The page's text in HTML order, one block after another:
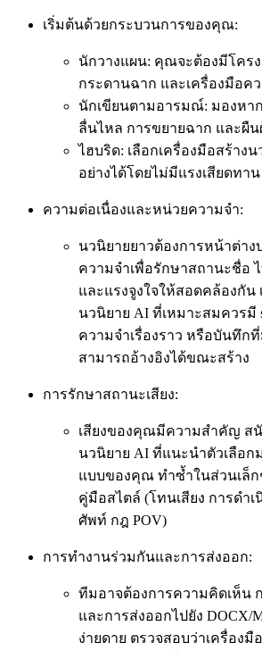
เริ่มต้นด้วยกระบวนการของคุณ:
นักวางแผน: คุณจะต้องมีโคร
กระดานฉาก และเครื่องมือค
นักเขียนตามอารมณ์: มองหา
ลื่นไหล การขยายฉาก และผื
ไฮบริด: เลือกเครื่องมือสร้าง
อย่างได้โดยไม่มีแรงเสียดทาน
ความต่อเนื่องและหน่วยความจำ:
นวนิยายยาวต้องการหน้าต่า
ความจำเพื่อรักษาสถานะชื่อ
และแรงจูงใจให้สอดคล้องกัน
นวนิยาย AI ที่เหมาะสมควรมี
ความจำเรื่องราว หรือบันทึก
สามารถอ้างอิงได้ขณะสร้าง
การรักษาสถานะเสียง:
เสียงของคุณมีความสำคัญ ส
นวนิยาย AI ที่แนะนำตัวเลือก
แบบของคุณ ทำซ้ำในส่วนเล็ก
คู่มือสไตล์ (โทนเสียง การดำเ
ศัพท์ กฎ POV)
การทำงานร่วมกันและการส่งออก:
ทีมอาจต้องการความคิดเห็น
และการส่งออกไปยัง DOCX/
ง่ายดาย ตรวจสอบว่าเครื่องมื